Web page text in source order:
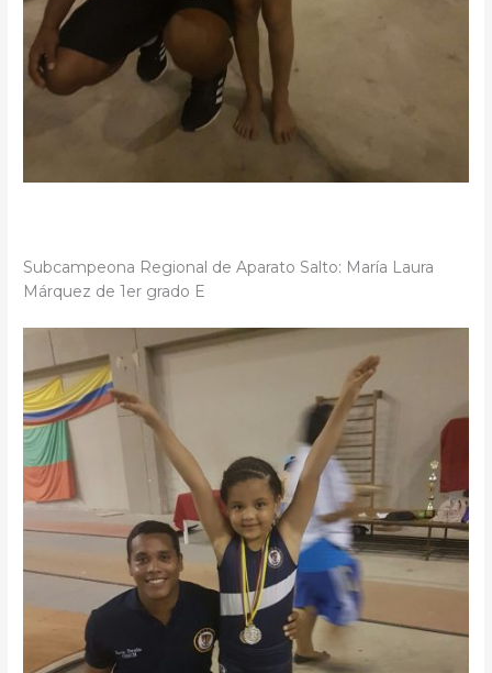
Subcampeona Regional de Aparato Salto: María Laura
Márquez de 1er grado E